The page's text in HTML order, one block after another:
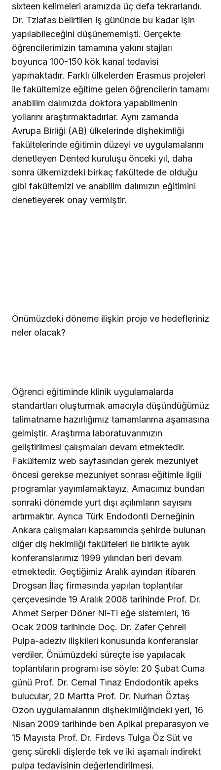
sixteen kelimeleri aramızda üç defa tekrarlandı.
Dr. Tziafas belirtilen iş gününde bu kadar işin
yapılabileceğini düşünememişti. Gerçekte
öğrencilerimizin tamamına yakını stajları
boyunca 100-150 kök kanal tedavisi
yapmaktadır. Farklı ülkelerden Erasmus projeleri
ile fakültemize eğitime gelen öğrencilerin tamamı
anabilim dalımızda doktora yapabilmenin
yollarını araştırmaktadırlar. Aynı zamanda
Avrupa Birliği (AB) ülkelerinde dişhekimliği
fakültelerinde eğitimin düzeyi ve uygulamalarını
denetleyen Dented kuruluşu önceki yıl, daha
sonra ülkemizdeki birkaç fakültede de olduğu
gibi fakültemizi ve anabilim dalımızın eğitimini
denetleyerek onay vermiştir.
Önümüzdeki döneme ilişkin proje ve hedefleriniz
neler olacak?
Öğrenci eğitiminde klinik uygulamalarda
standartları oluşturmak amacıyla düşündüğümüz
talimatname hazırlığımız tamamlanma aşamasına
gelmiştir. Araştırma laboratuvarımızın
geliştirilmesi çalışmaları devam etmektedir.
Fakültemiz web sayfasından gerek mezuniyet
öncesi gerekse mezuniyet sonrası eğitimle ilgili
programlar yayımlamaktayız. Amacımız bundan
sonraki dönemde yurt dışı açılımların sayısını
artırmaktır. Ayrıca Türk Endodonti Derneğinin
Ankara çalışmaları kapsamında şehirde bulunan
diğer diş hekimliği fakülteleri ile birlikte aylık
konferanslarımız 1999 yılından beri devam
etmektedir. Geçtiğimiz Aralık ayından itibaren
Drogsan İlaç firmasında yapılan toplantılar
çerçevesinde 19 Aralık 2008 tarihinde Prof. Dr.
Ahmet Serper Döner Ni-Ti eğe sistemleri, 16
Ocak 2009 tarihinde Doç. Dr. Zafer Çehreli
Pulpa-adeziv ilişkileri konusunda konferanslar
verdiler. Önümüzdeki süreçte ise yapılacak
toplantıların programı ise söyle: 20 Şubat Cuma
günü Prof. Dr. Cemal Tınaz Endodontik apeks
bulucular, 20 Martta Prof. Dr. Nurhan Öztaş
Ozon uygulamalarının dişhekimliğindeki yeri, 16
Nisan 2009 tarihinde ben Apikal preparasyon ve
15 Mayısta Prof. Dr. Firdevs Tulga Öz Süt ve
genç sürekli dişlerde tek ve iki aşamalı indirekt
pulpa tedavisinin değerlendirilmesi.